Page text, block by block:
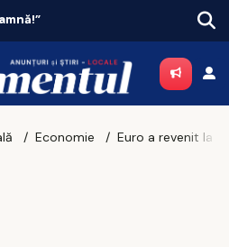
conduce topul
Economie